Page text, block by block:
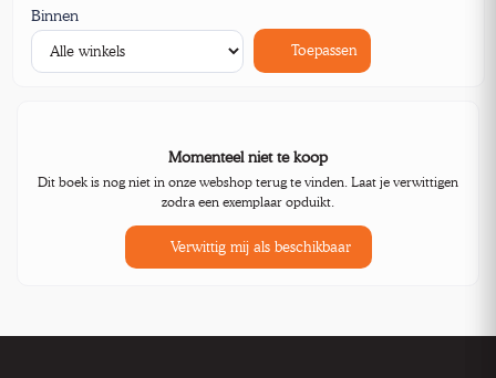
Binnen
Toepassen
Momenteel niet te koop
Dit boek is nog niet in onze webshop terug te vinden. Laat je verwittigen
zodra een exemplaar opduikt.
Verwittig mij als beschikbaar